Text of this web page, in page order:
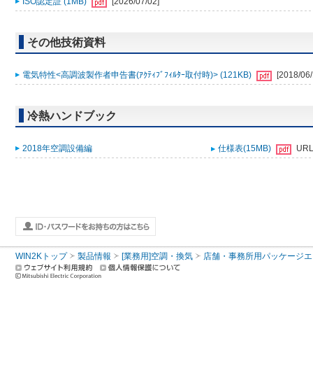
その他技術資料
電気特性<高調波製作者申告書(ｱｸﾃｨﾌﾞﾌｨﾙﾀｰ取付時)> (121KB) [2018/
冷熱ハンドブック
2018年空調設備編 仕様表(15MB) URL
WIN2Kトップ 製品情報 [業務用]空調・換気 店舗・事務所用パッケージ